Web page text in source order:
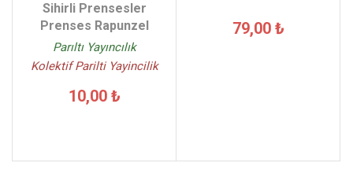
Sihirli Prensesler
Prenses Rapunzel
Parıltı Yayıncılık
Kolektif Parilti Yayincilik
10,00 ₺
79,00 ₺